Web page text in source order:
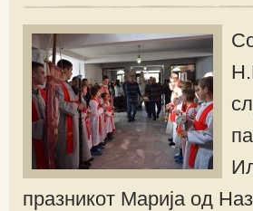
празникот Марија од